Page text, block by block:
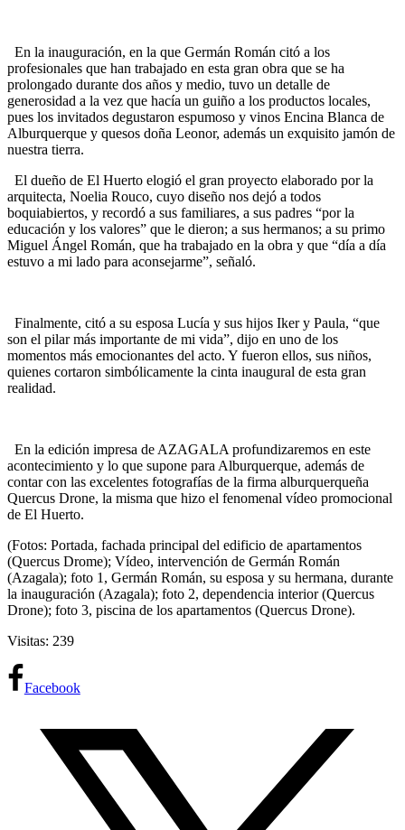
En la inauguración, en la que Germán Román citó a los
profesionales que han trabajado en esta gran obra que se ha
prolongado durante dos años y medio, tuvo un detalle de
generosidad a la vez que hacía un guiño a los productos locales,
pues los invitados degustaron espumoso y vinos Encina Blanca de
Alburquerque y quesos doña Leonor, además un exquisito jamón de
nuestra tierra.
El dueño de El Huerto elogió el gran proyecto elaborado por la
arquitecta, Noelia Rouco, cuyo diseño nos dejó a todos
boquiabiertos, y recordó a sus familiares, a sus padres “por la
educación y los valores” que le dieron; a sus hermanos; a su primo
Miguel Ángel Román, que ha trabajado en la obra y que “día a día
estuvo a mi lado para aconsejarme”, señaló.
Finalmente, citó a su esposa Lucía y sus hijos Iker y Paula, “que
son el pilar más importante de mi vida”, dijo en uno de los
momentos más emocionantes del acto. Y fueron ellos, sus niños,
quienes cortaron simbólicamente la cinta inaugural de esta gran
realidad.
En la edición impresa de AZAGALA profundizaremos en este
acontecimiento y lo que supone para Alburquerque, además de
contar con las excelentes fotografías de la firma alburquerqueña
Quercus Drone, la misma que hizo el fenomenal vídeo promocional
de El Huerto.
(Fotos: Portada, fachada principal del edificio de apartamentos
(Quercus Drome); Vídeo, intervención de Germán Román
(Azagala); foto 1, Germán Román, su esposa y su hermana, durante
la inauguración (Azagala); foto 2, dependencia interior (Quercus
Drone); foto 3, piscina de los apartamentos (Quercus Drone).
Visitas: 239
Facebook